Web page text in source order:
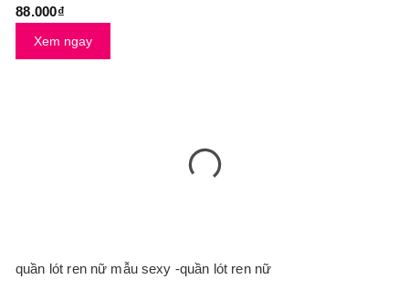
88.000₫
Xem ngay
quần lót ren nữ mẫu sexy -quần lót ren nữ